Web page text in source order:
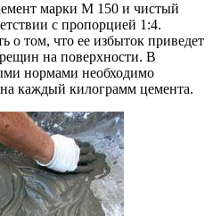
марки М 150 и чистый
с пропорцией 1:4.
о том, что ее избыток приведет
на поверхности. В
нормами необходимо
каждый килограмм цемента.